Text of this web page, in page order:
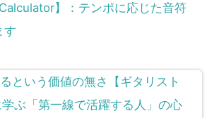
】：テンポに応じた音符
す
という価値の無さ【ギタリスト
ぶ「第一線で活躍する人」の心